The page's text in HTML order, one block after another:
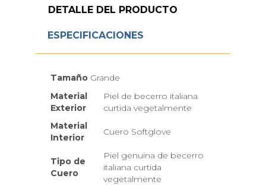
DETALLE DEL PRODUCTO
ESPECIFICACIONES
Tamaño Grande
Material
Exterior
Piel de becerro italiana
curtida vegetalmente
Material
Interior
Cuero Softglove
Tipo de
Cuero
Piel genuina de becerro
italiana curtida
vegetalmente